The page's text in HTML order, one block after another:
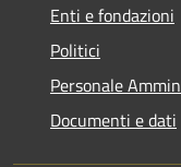
Enti e fondazioni
Politici
Personale
Documenti e dati